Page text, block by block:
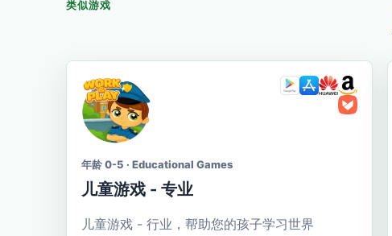
类似游戏
年龄 0-5 · Educational Games
儿童游戏 - 专业
儿童游戏 - 行业，帮助您的孩子学习世界